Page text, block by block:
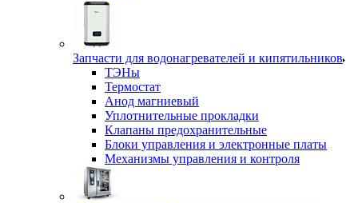
Запчасти для водонагревателей и кипятильников
ТЭНы
Термостат
Анод магниевый
Уплотнительные прокладки
Клапаны предохранительные
Блоки управления и электронные платы
Механизмы управления и контроля